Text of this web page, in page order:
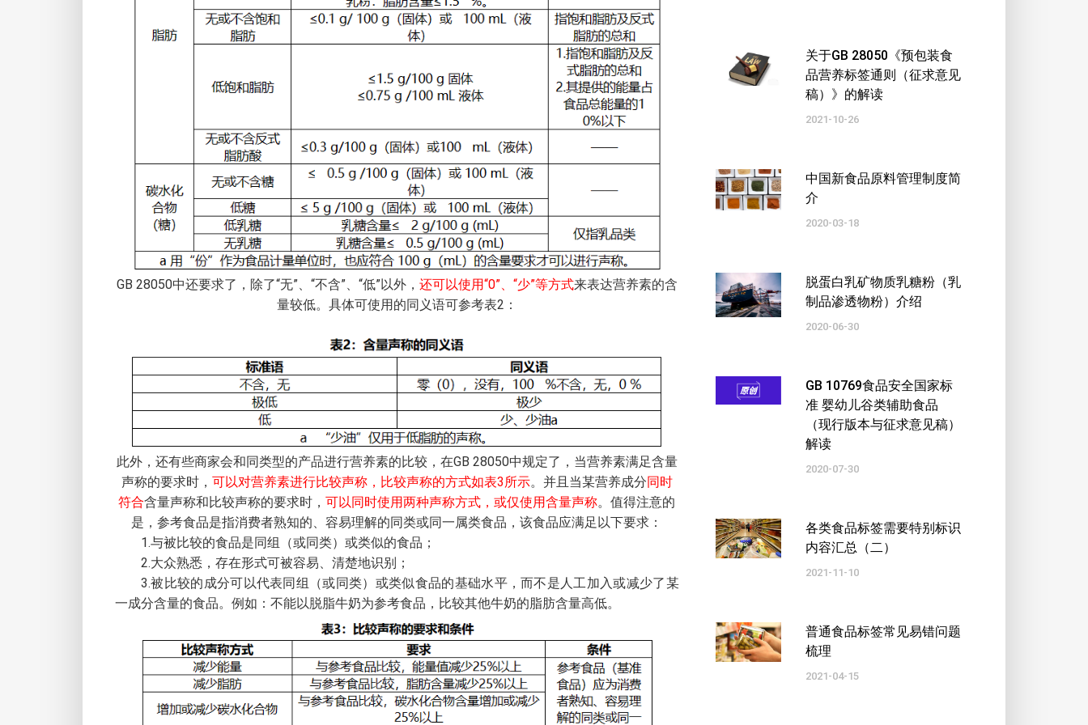
GB 28050中还要求了，除了“无”、“不含”、“低”以外， 还可以使用“0”、“少”等方式来表达营养素的含
量较低。具体可使用的同义语可参考表2：
此外，还有些商家会和同类型的产品进行营养素的比较，在GB 28050中规定了，当营养素满足含量
声称的要求时， 可以对营养素进行比较声称，比较声称的方式如表3所示。并且当某营养成分同时
符合含量声称和比较声称的要求时，可以同时使用两种声称方式，或仅使用含量声称。值得注意的
是，参考食品是指消费者熟知的、容易理解的同类或同一属类食品，该食品应满足以下要求：
1.与被比较的食品是同组（或同类）或类似的食品；
2.大众熟悉，存在形式可被容易、清楚地识别；
3.被比较的成分可以代表同组（或同类）或类似食品的基础水平，而不是人工加入或减少了某
一成分含量的食品。例如：不能以脱脂牛奶为参考食品，比较其他牛奶的脂肪含量高低。
关于GB 28050《预包装食
品营养标签通则（征求意见
稿）》的解读
2021-10-26
中国新食品原料管理制度简
介
2020-03-18
脱蛋白乳矿物质乳糖粉（乳
制品渗透物粉）介绍
2020-06-30
GB 10769食品安全国家标
准 婴幼儿谷类辅助食品
（现行版本与征求意见稿）
解读
2020-07-30
各类食品标签需要特别标识
内容汇总（二）
2021-11-10
普通食品标签常见易错问题
梳理
2021-04-15